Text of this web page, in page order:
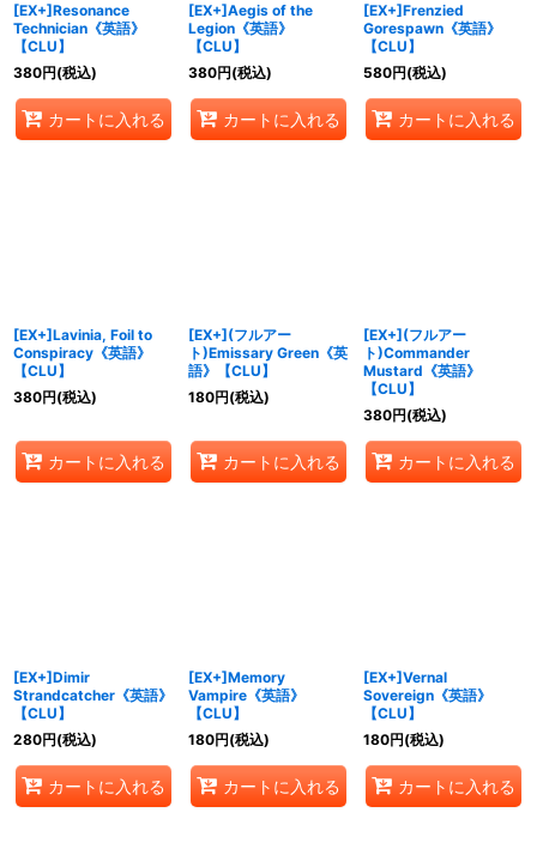
[EX+]Resonance
Technician《英語》
【CLU】
380円(税込)
カートに入れる
[EX+]Aegis of the
Legion《英語》
【CLU】
380円(税込)
カートに入れる
[EX+]Frenzied
Gorespawn《英語》
【CLU】
580円(税込)
カートに入れる
[EX+]Lavinia, Foil to
Conspiracy《英語》
【CLU】
380円(税込)
カートに入れる
[EX+](フルアー
ト)Emissary Green《英
語》【CLU】
180円(税込)
カートに入れる
[EX+](フルアー
ト)Commander
Mustard《英語》
【CLU】
380円(税込)
カートに入れる
[EX+]Dimir
Strandcatcher《英語》
【CLU】
280円(税込)
カートに入れる
[EX+]Memory
Vampire《英語》
【CLU】
180円(税込)
カートに入れる
[EX+]Vernal
Sovereign《英語》
【CLU】
180円(税込)
カートに入れる